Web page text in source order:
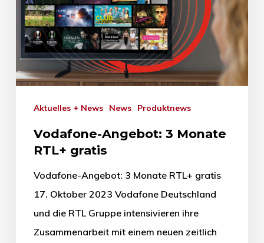
Aktuelles + News News Produktnews
Vodafone-Angebot: 3 Monate
RTL+ gratis
Vodafone-Angebot: 3 Monate RTL+ gratis
17. Oktober 2023 Vodafone Deutschland
und die RTL Gruppe intensivieren ihre
Zusammenarbeit mit einem neuen zeitlich